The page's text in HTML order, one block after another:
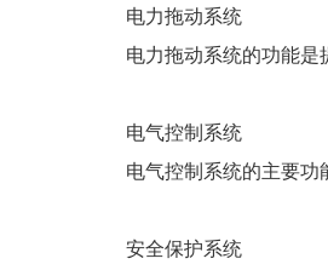
电力拖动系统
电力拖动系统的功能是
电气控制系统
电气控制系统的主要功
安全保护系统